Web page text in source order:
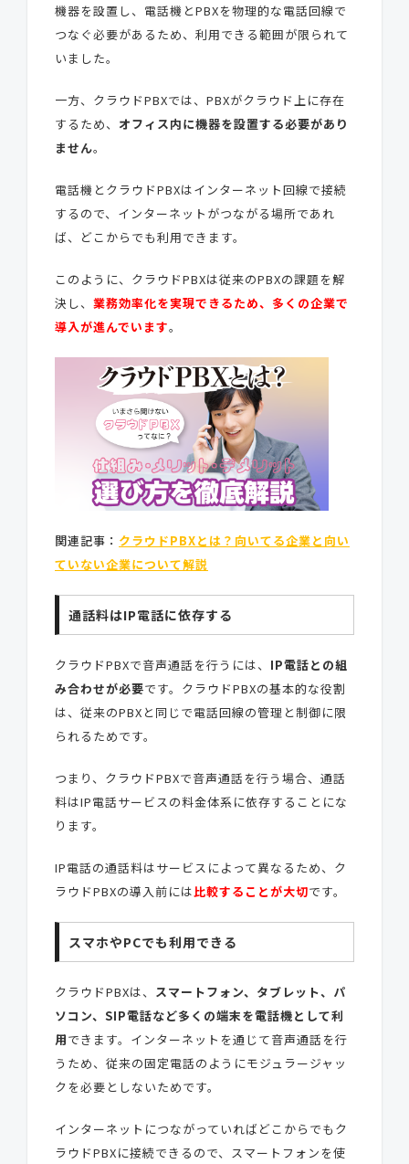
機器を設置し、電話機とPBXを物理的な電話回線で
つなぐ必要があるため、利用できる範囲が限られて
いました。
一方、クラウドPBXでは、PBXがクラウド上に存在
するため、 オフィス内に機器を設置する必要があり
ません。
電話機とクラウドPBXはインターネット回線で接続
するので、インターネットがつながる場所であれ
ば、どこからでも利用できます。
このように、クラウドPBXは従来のPBXの課題を解
決し、 業務効率化を実現できるため、多くの企業で
導入が進んでいます。
関連記事： クラウドPBXとは？向いてる企業と向い
ていない企業について解説
通話料はIP電話に依存する
クラウドPBXで音声通話を行うには、 IP電話との組
み合わせが必要です。クラウドPBXの基本的な役割
は、従来のPBXと同じで電話回線の管理と制御に限
られるためです。
つまり、クラウドPBXで音声通話を行う場合、通話
料はIP電話サービスの料金体系に依存することにな
ります。
IP電話の通話料はサービスによって異なるため、ク
ラウドPBXの導入前には比較することが大切です。
スマホやPCでも利用できる
クラウドPBXは、 スマートフォン、タブレット、パ
ソコン、SIP電話など多くの端末を電話機として利
用できます。インターネットを通じて音声通話を行
うため、従来の固定電話のようにモジュラージャッ
クを必要としないためです。
インターネットにつながっていればどこからでもク
ラウドPBXに接続できるので、スマートフォンを使